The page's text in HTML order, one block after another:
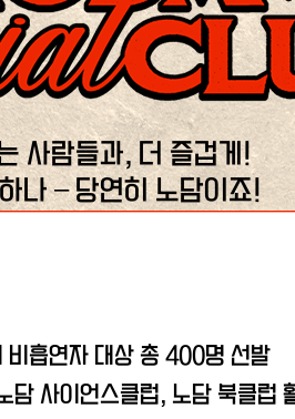
사람들과, 더 즐겁게!
나 – 당연히 노담이죠!
흡연자 대상 총 400명 선발
담 사이언스클럽, 노담 북클럽